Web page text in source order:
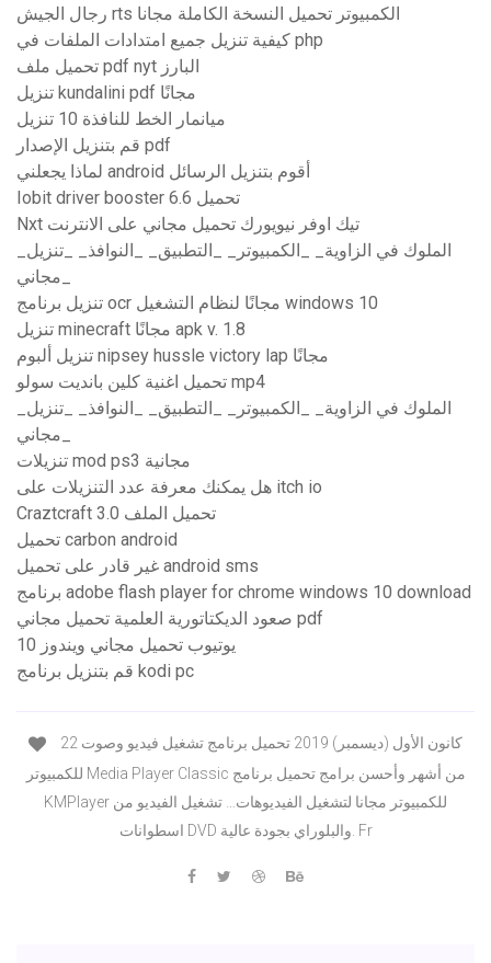
رجال الجيش rts الكمبيوتر تحميل النسخة الكاملة مجانا
كيفية تنزيل جميع امتدادات الملفات في php
تحميل ملف pdf nyt البارز
تنزيل kundalini pdf مجانًا
ميانمار الخط للنافذة 10 تنزيل
قم بتنزيل الإصدار pdf
لماذا يجعلني android أقوم بتنزيل الرسائل
Iobit driver booster 6.6 تحميل
Nxt تيك اوفر نيويورك تحميل مجاني على الانترنت
تنزيل برنامج ocr مجانًا لنظام التشغيل windows 10
تنزيل minecraft مجانًا apk v. 1.8
تنزيل ألبوم nipsey hussle victory lap مجانًا
تحميل اغنية كلين بانديت سولو mp4
تنزيلات mod ps3 مجانية
هل يمكنك معرفة عدد التنزيلات على itch io
Craztcraft 3.0 تحميل الملف
تحميل carbon android
غير قادر على تحميل android sms
برنامج adobe flash player for chrome windows 10 download
صعود الديكتاتورية العلمية تحميل مجاني pdf
يوتيوب تحميل مجاني ويندوز 10
قم بتنزيل برنامج kodi pc
22 كانون الأول (ديسمبر) 2019 تحميل برنامج تشغيل فيديو وصوت
للكمبيوتر Media Player Classic من أشهر وأحسن برامج تحميل برنامج
KMPlayer للكمبيوتر مجانا لتشغيل الفيديوهات… تشغيل الفيديو من
اسطوانات DVD والبلوراي بجودة عالية. Fr